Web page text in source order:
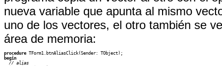
nueva variable que apunta al mismo
uno de los vectores, el otro también se
área de memoria:
procedure
begin
  // alias